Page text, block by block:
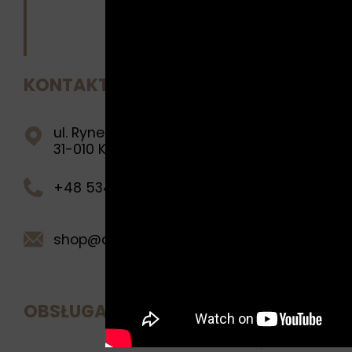
KONTAKT
ul. Rynek Główny 28
31-010 Kraków
+48 534 269 222
shop@queenman.pl
OBSŁUGA KLIENTA
Każdy
wartość.
Autor: